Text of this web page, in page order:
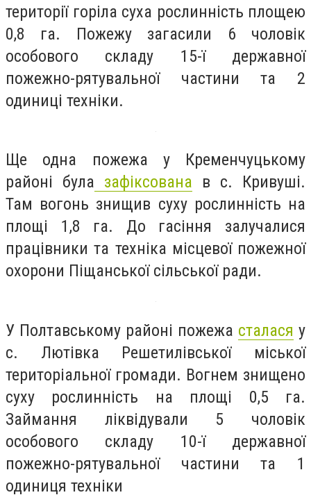
території горіла суха рослинність площею
0,8 га. Пожежу загасили 6 чоловік
особового складу 15-ї державної
пожежно-рятувальної частини та 2
одиниці техніки.
Ще одна пожежа у Кременчуцькому
районі була зафіксована в с. Кривуші.
Там вогонь знищив суху рослинність на
площі 1,8 га. До гасіння залучалися
працівники та техніка місцевої пожежної
охорони Піщанської сільської ради.
У Полтавському районі пожежа сталася у
с. Лютівка Решетилівської міської
територіальної громади. Вогнем знищено
суху рослинність на площі 0,5 га.
Займання ліквідували 5 чоловік
особового складу 10-ї державної
пожежно-рятувальної частини та 1
одиниця техніки